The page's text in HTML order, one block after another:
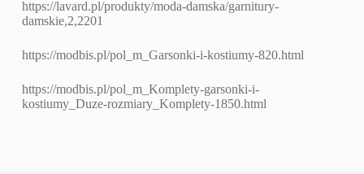
podkreśliTwojeatutyi dodaelegancji,niezależnie od
okazji.
Źródła:
https://avocadostyle.pl/kolekcja/kostiumy-damskie-ze-
spodniami